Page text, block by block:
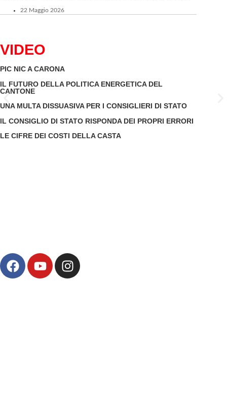
22 Maggio 2026
VIDEO
PIC NIC A CARONA
IL FUTURO DELLA POLITICA ENERGETICA DEL
CANTONE
UNA MULTA DISSUASIVA PER I CONSIGLIERI DI STATO
IL CONSIGLIO DI STATO RISPONDA DEI PROPRI ERRORI
LE CIFRE DEI COSTI DELLA CASTA